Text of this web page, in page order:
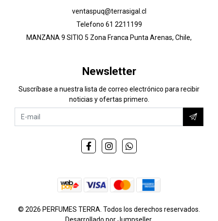
ventaspuq@terrasigal.cl
Telefono 61 2211199
MANZANA 9 SITIO 5 Zona Franca Punta Arenas, Chile,
Newsletter
Suscríbase a nuestra lista de correo electrónico para recibir
noticias y ofertas primero.
© 2026 PERFUMES TERRA. Todos los derechos reservados.
Desarrollado por Jumpseller.